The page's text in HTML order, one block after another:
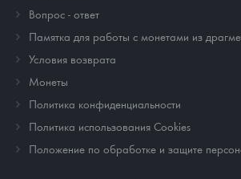
Вопрос - ответ
Памятка для работы с монетами из
Условия возврата
Монеты
Политика конфиденциальности
Политика использования Cookies
Положение по обработке и защите